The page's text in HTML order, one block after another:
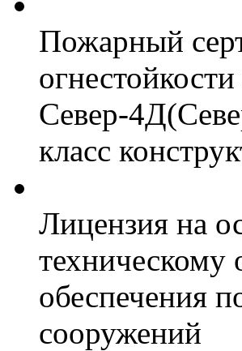
Пожарный
Север-
класс
Лицензия на
техническому
обеспечения
сооружений